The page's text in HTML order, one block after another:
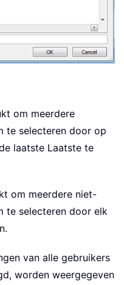
om meerdere
te selecteren door op
laatste Laatste te
om meerdere niet-
te selecteren door elk
van alle gebruikers
worden weergegeven